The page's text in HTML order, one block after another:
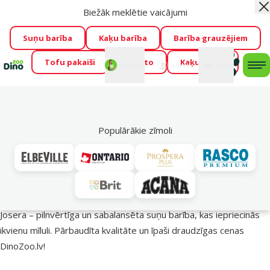
Visu mēnesi Dino Zoo piedāvā lieliskas cenas mīluļu TOP
barībām! 🍖→Skatīt piedāvājumu!
Fotokonkurss “GADA ŪSAIŅI”!
Varbūt tieši Tavs mīlulis
būs 2027. gada zvaigzne
→Piedalīties
Mans
konts
Biežāk meklētie vaicājumi
Suņu barība Kaķu barība Barība grauzējiem
Tofu pakaiši Foresto Kaķu mājas
Populārākie zīmoli
Josera barība suņiem – uzturs veselīgākai dzīvei!
Josera – pilnvērtīga un sabalansēta suņu barība, kas iepriecinās
ikvienu mīluli. Pārbaudīta kvalitāte un īpaši draudzīgas cenas
DinoZoo.lv!